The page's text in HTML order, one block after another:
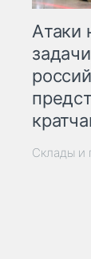
Атаки
Склады и